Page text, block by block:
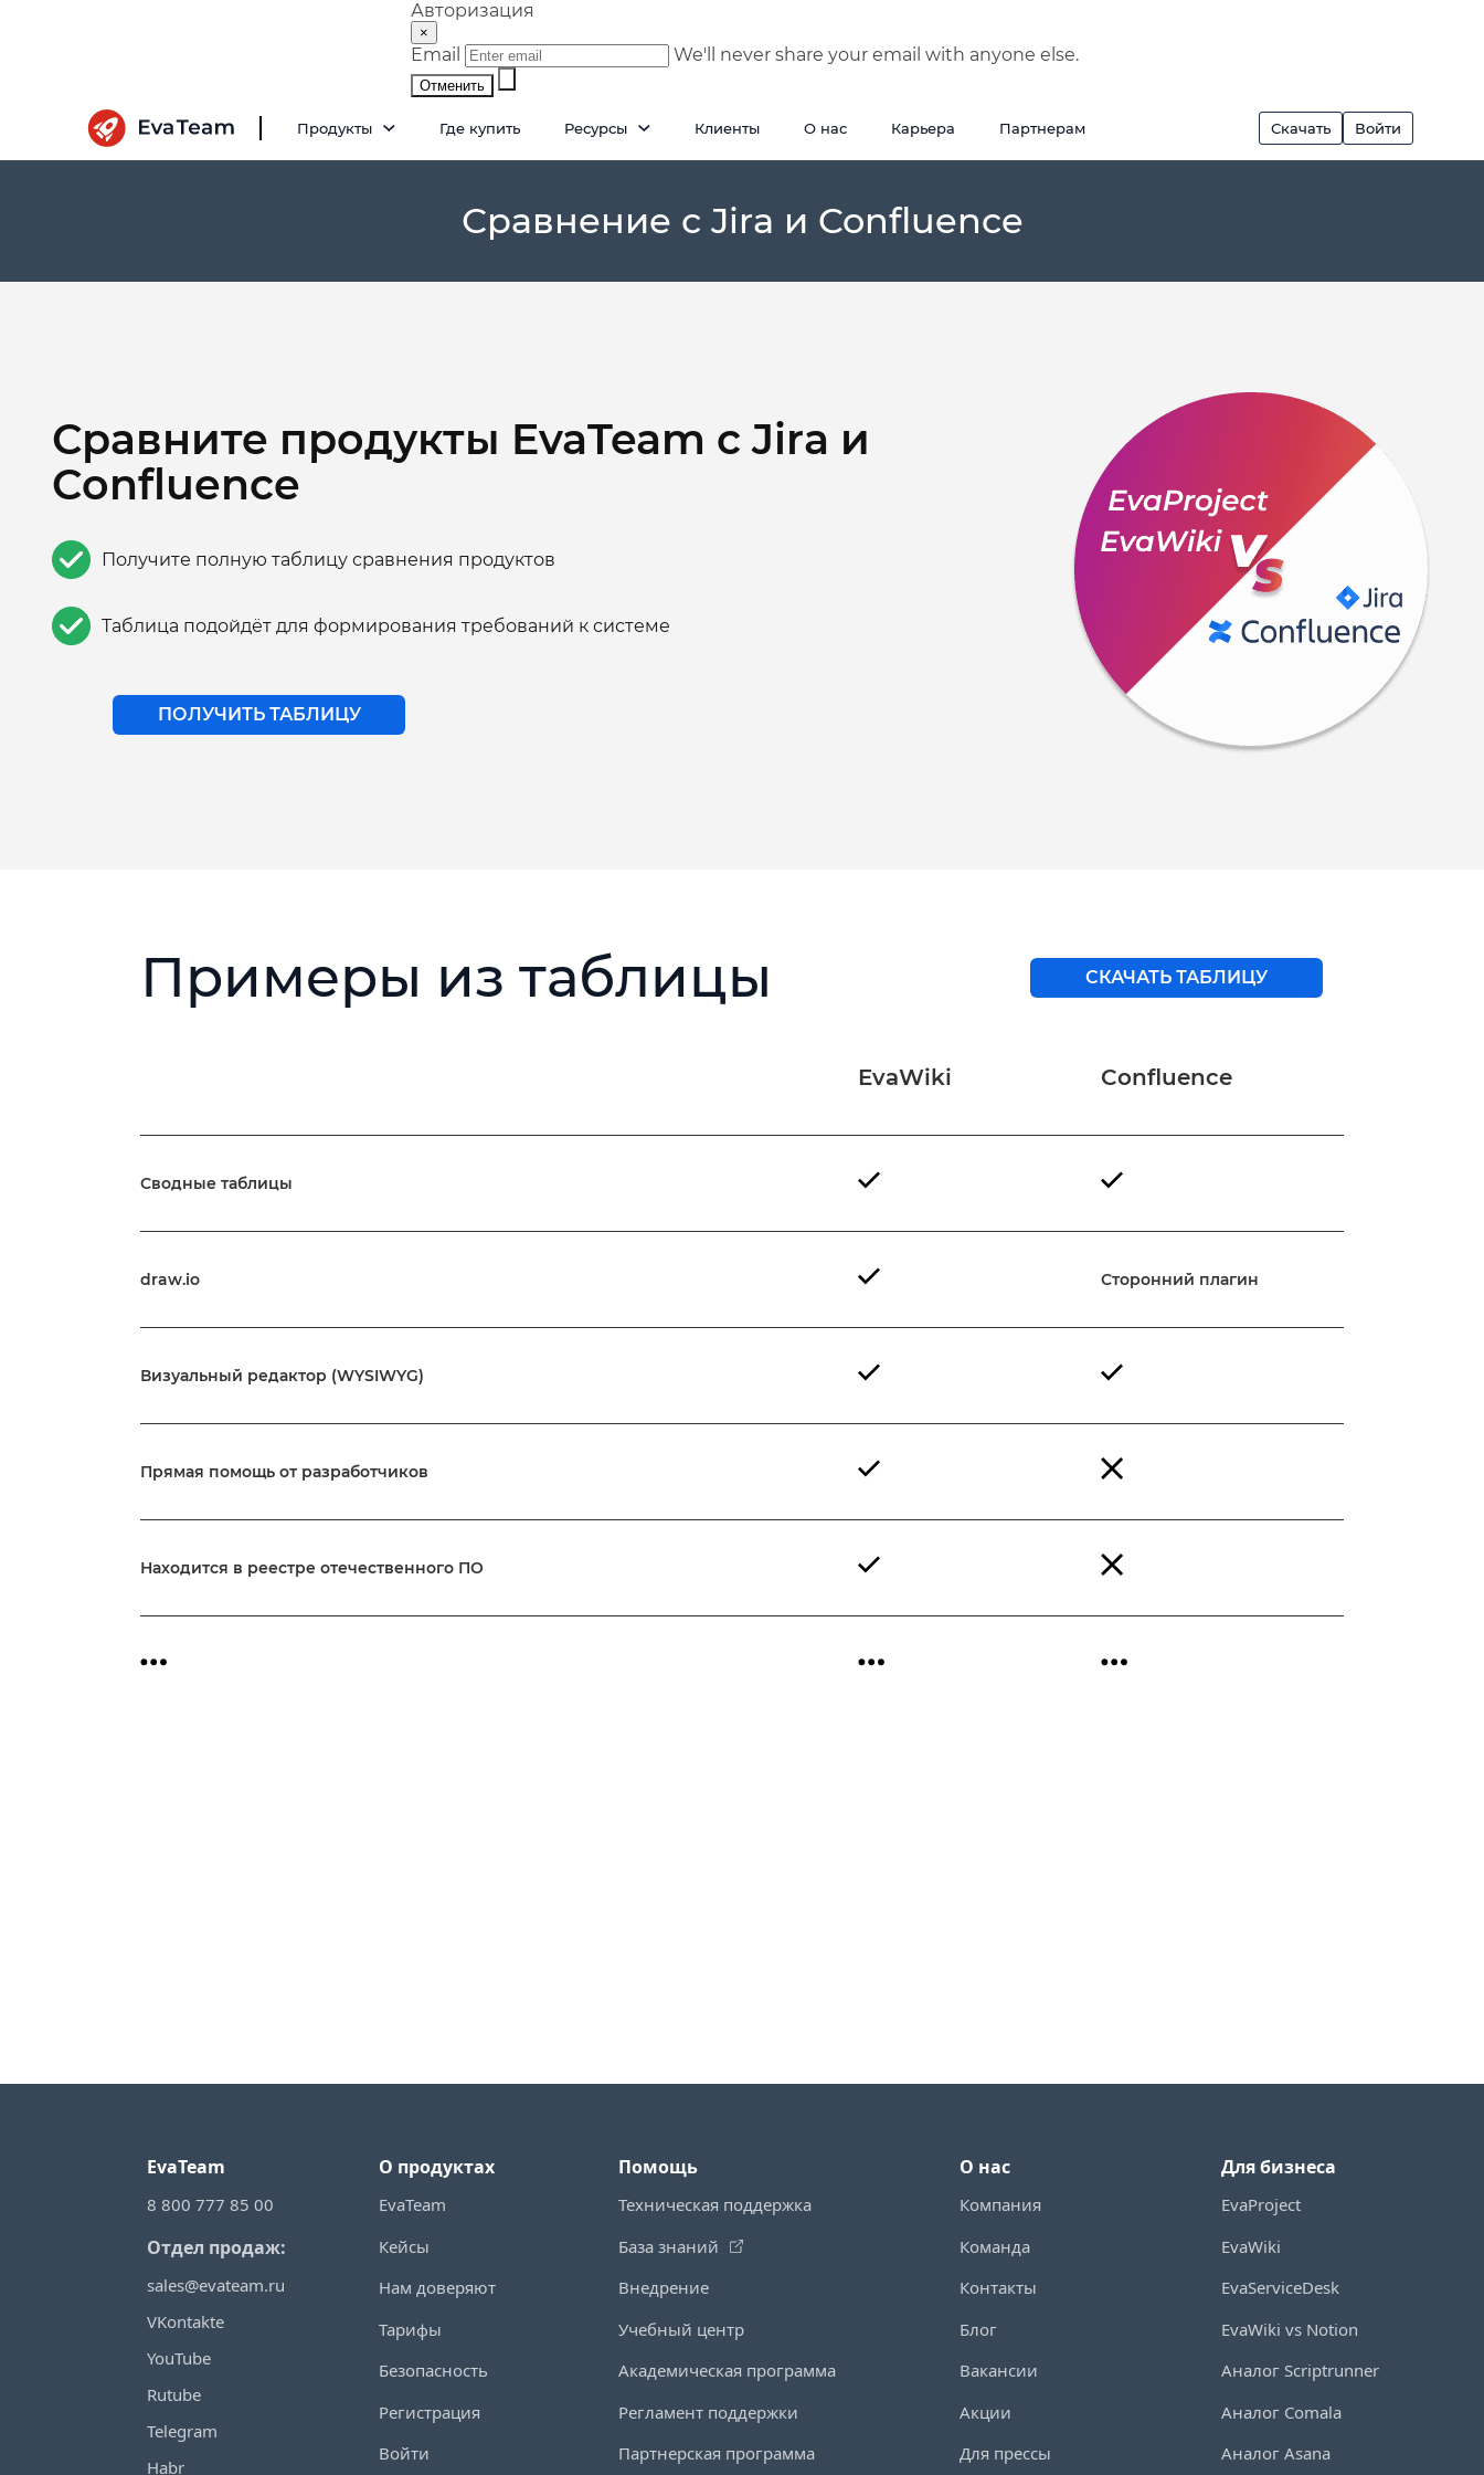
Авторизация
×
Email We'll never share your email with anyone else.
Отменить
Продукты Где купить Ресурсы Клиенты О нас Карьера Партнерам Скачать Войти
Сравнение с Jira и Confluence
Сравните продукты EvaTeam с Jira и
Confluence
Получите полную таблицу сравнения продуктов
Таблица подойдёт для формирования требований к системе
ПОЛУЧИТЬ ТАБЛИЦУ
Примеры из таблицы СКАЧАТЬ ТАБЛИЦУ
EvaWiki Confluence
Сводные таблицы
draw.io Сторонний плагин
Визуальный редактор (WYSIWYG)
Прямая помощь от разработчиков
Находится в реестре отечественного ПО
EvaTeam
8 800 777 85 00
Отдел продаж:
sales@evateam.ru
VKontakte
YouTube
Rutube
Telegram
Habr
О продуктах
EvaTeam
Кейсы
Нам доверяют
Тарифы
Безопасность
Регистрация
Войти
Помощь
Техническая поддержка
База знаний
Внедрение
Учебный центр
Академическая программа
Регламент поддержки
Партнерская программа
О нас
Компания
Команда
Контакты
Блог
Вакансии
Акции
Для прессы
Для бизнеса
EvaProject
EvaWiki
EvaServiceDesk
EvaWiki vs Notion
Аналог Scriptrunner
Аналог Comala
Аналог Asana